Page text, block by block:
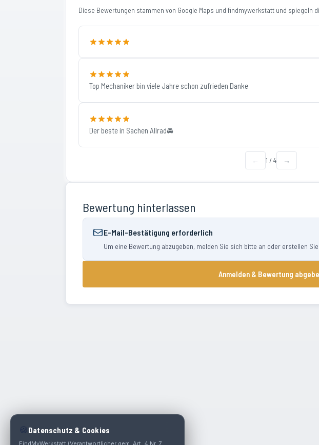
Diese Bewertungen stammen von Google Maps und findmywerkstatt und spiegeln
Top Mechaniker bin viele Jahre schon zufrieden Danke
Der beste in Sachen Allrad🚘
← 1 / 4 →
Bewertung hinterlassen
E-Mail-Bestätigung erforderlich
Um eine Bewertung abzugeben, melden Sie sich bitte an oder erstellen
Anmelden & Bewertung
🍪 Datenschutz & Cookies
FindMyWerkstatt (Verantwortlicher gem. Art. 4 Nr. 7